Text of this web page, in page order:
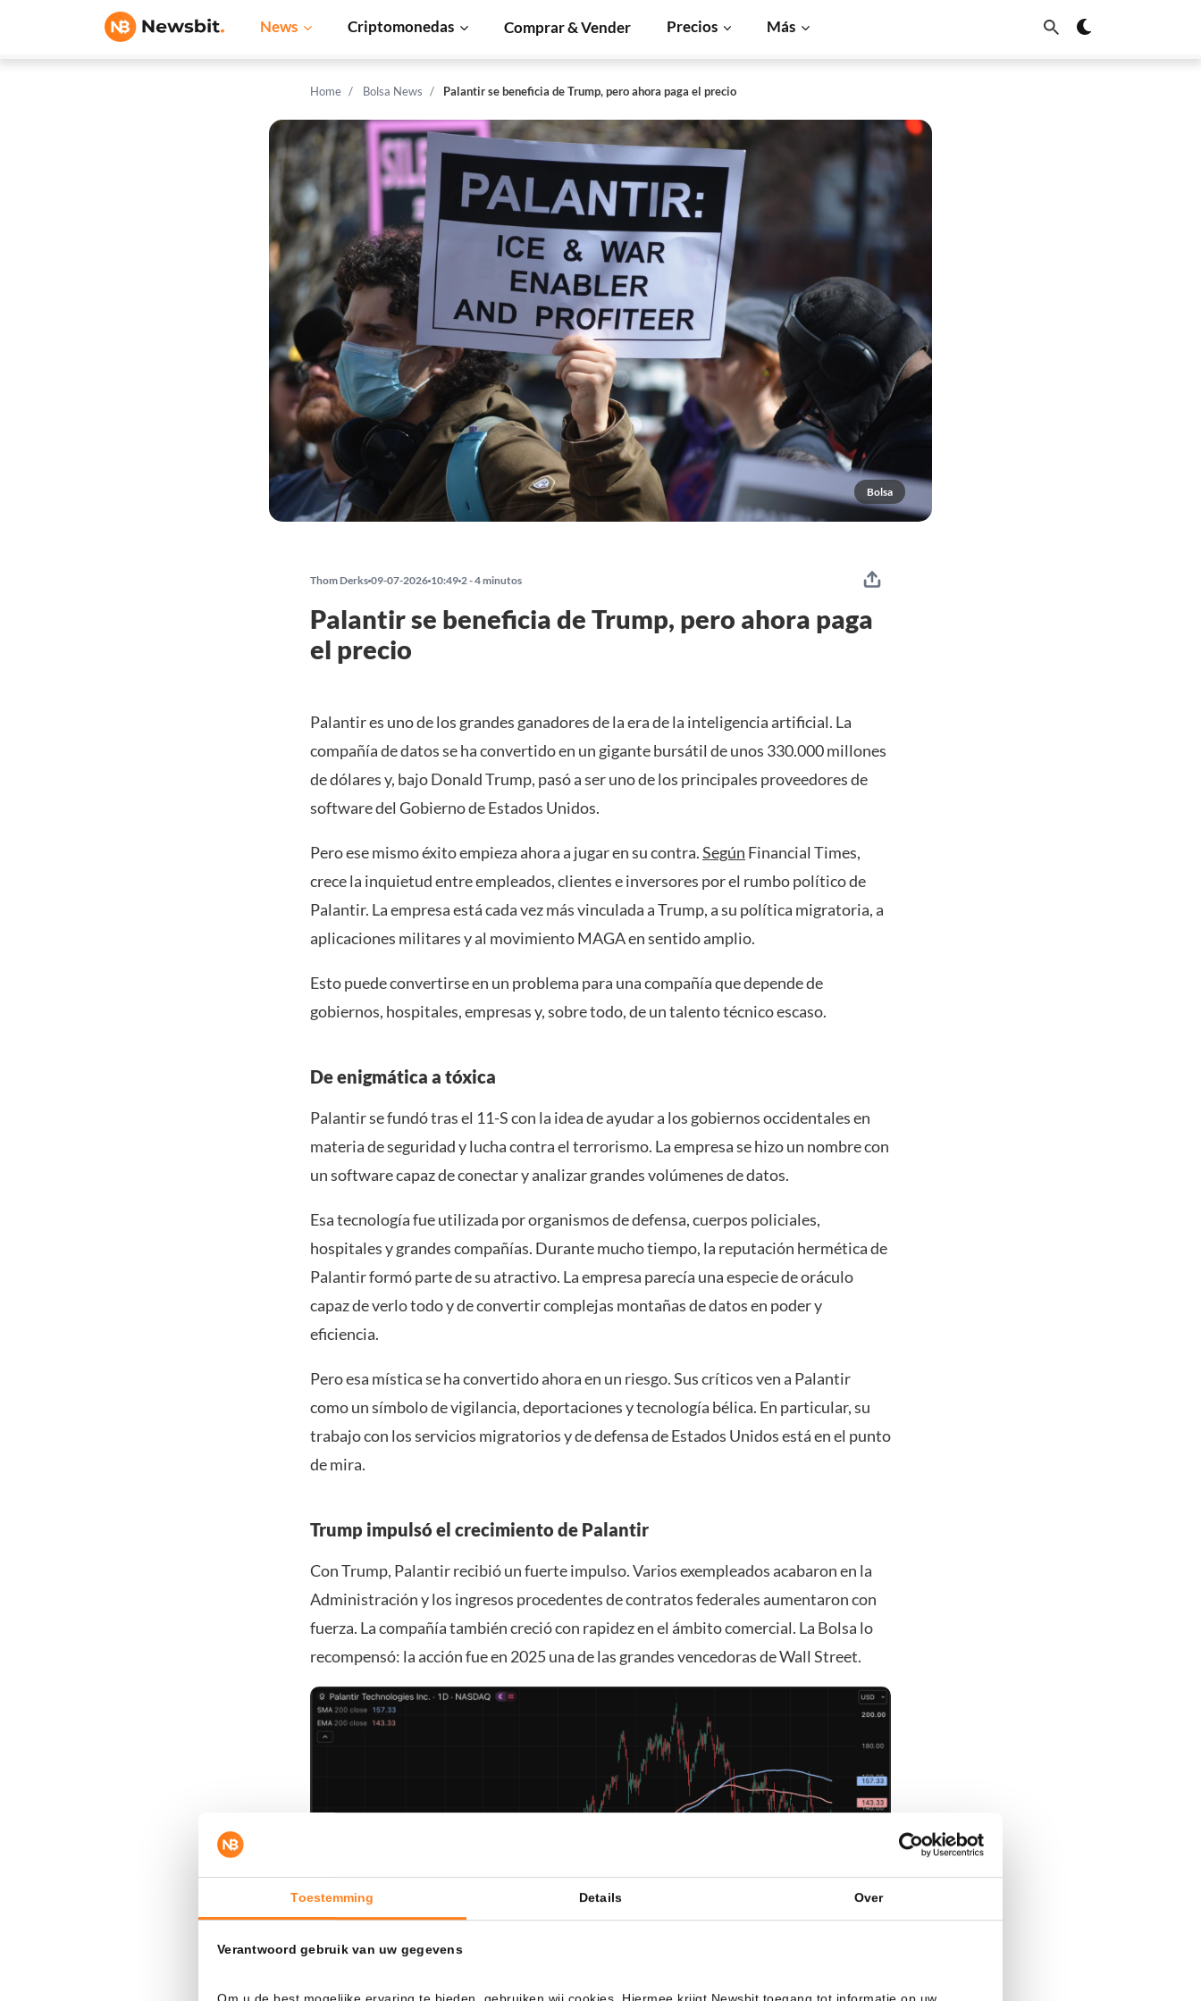
Toestemming Details Over
Verantwoord gebruik van uw gegevens
News Criptomonedas Comprar & Vender Precios Más
Home Bolsa News Palantir se beneficia de Trump, pero ahora paga el precio
Bolsa
Thom Derks 09-07-2026 10:49 2 - 4 minutos
Palantir se beneficia de Trump, pero ahora paga
el precio
Palantir es uno de los grandes ganadores de la era de la inteligencia artificial. La
compañía de datos se ha convertido en un gigante bursátil de unos 330.000 millones
de dólares y, bajo Donald Trump, pasó a ser uno de los principales proveedores de
software del Gobierno de Estados Unidos.
Pero ese mismo éxito empieza ahora a jugar en su contra.Según Financial Times,
crece la inquietud entre empleados, clientes e inversores por el rumbo político de
Palantir. La empresa está cada vez más vinculada a Trump, a su política migratoria, a
aplicaciones militares y al movimiento MAGA en sentido amplio.
Esto puede convertirse en un problema para una compañía que depende de
gobiernos, hospitales, empresas y, sobre todo, de un talento técnico escaso.
De enigmática a tóxica
Palantir se fundó tras el 11-S con la idea de ayudar a los gobiernos occidentales en
materia de seguridad y lucha contra el terrorismo. La empresa se hizo un nombre con
un software capaz de conectar y analizar grandes volúmenes de datos.
Esa tecnología fue utilizada por organismos de defensa, cuerpos policiales,
hospitales y grandes compañías. Durante mucho tiempo, la reputación hermética de
Palantir formó parte de su atractivo. La empresa parecía una especie de oráculo
capaz de verlo todo y de convertir complejas montañas de datos en poder y
eficiencia.
Pero esa mística se ha convertido ahora en un riesgo. Sus críticos ven a Palantir
como un símbolo de vigilancia, deportaciones y tecnología bélica. En particular, su
trabajo con los servicios migratorios y de defensa de Estados Unidos está en el punto
de mira.
Trump impulsó el crecimiento de Palantir
Con Trump, Palantir recibió un fuerte impulso. Varios exempleados acabaron en la
Administración y los ingresos procedentes de contratos federales aumentaron con
fuerza. La compañía también creció con rapidez en el ámbito comercial. La Bolsa lo
recompensó: la acción fue en 2025 una de las grandes vencedoras de Wall Street.